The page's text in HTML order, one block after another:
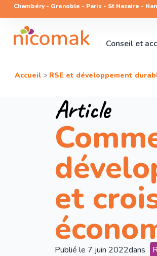
Chambéry - Grenoble - Paris - St Nazaire -
Conseil et
Accueil> RSE et développement
Article
et
Publié le 7 juin 2022dans